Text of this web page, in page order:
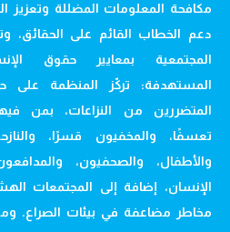
مكافحة المعلومات المضللة وتعزيز
دعم الخطاب القائم على الحقائق،
المجتمعية بمعايير حقوق
المستهدفة: تركّز المنظمة على
المتضررين من النزاعات، بمن
تعسفًا، والمخفيون قسرًا،
والأطفال، والصحفيون،
الإنسان، إضافة إلى المجتمعات
مخاطر مضاعفة في بيئات الصراع.